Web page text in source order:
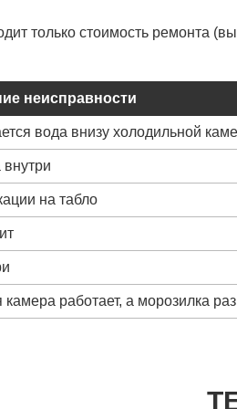
только стоимость ремонта
неисправности
вода внизу холодильной
внутри
на табло
работает, а морозилка